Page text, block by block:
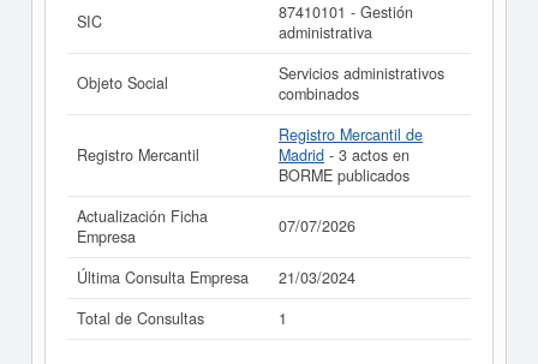
La última actualización del informe de empresa se ha
realizado el 07/07/2026.
SIC
87410101 - Gestión
administrativa
Objeto Social
Servicios administrativos
combinados
Registro Mercantil
Registro Mercantil de
Madrid - 3 actos en
BORME publicados
Actualización Ficha
Empresa
07/07/2026
Última Consulta Empresa
21/03/2024
Total de Consultas
1